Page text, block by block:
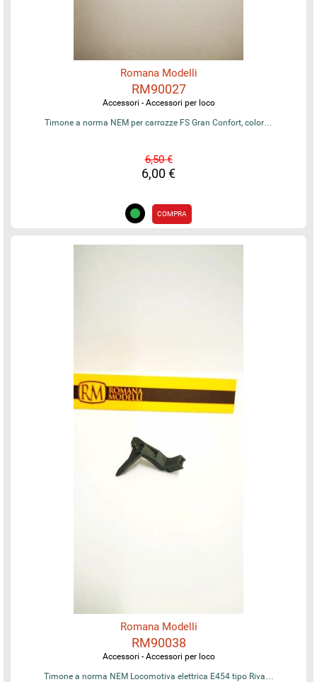
Romana Modelli
RM90027
Accessori - Accessori per loco
Timone a norma NEM per carrozze FS Gran Confort, color…
6,50 €
6,00 €
COMPRA
Romana Modelli
RM90038
Accessori - Accessori per loco
Timone a norma NEM Locomotiva elettrica E454 tipo Riva…